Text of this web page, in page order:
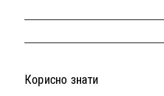
Корисно знати